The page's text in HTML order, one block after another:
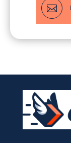

e
s
1
e
s
1